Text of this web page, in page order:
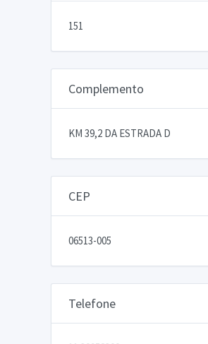
151
Complemento
KM 39,2 DA ESTRADA D
CEP
06513-005
Telefone